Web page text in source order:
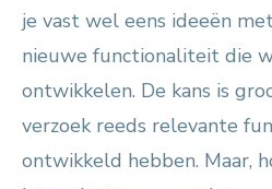
je vast wel eens ideeën
nieuwe functionaliteit die
ontwikkelen. De kans is
verzoek reeds relevante
ontwikkeld hebben. Maar,